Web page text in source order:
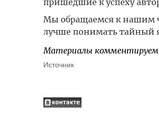
пришедшие к успеху
Мы обращаемся к нашим
лучше понимать тайный
Материалы
Источник